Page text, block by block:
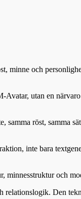
minne och
utan en
röst, samma
inte bara
minnesstruktur och
relationslogik. Den